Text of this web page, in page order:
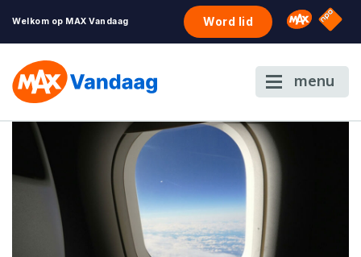
Welkom op MAX Vandaag Word lid Omroep
NPO
menu